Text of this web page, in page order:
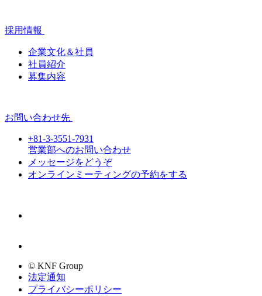
採用情報
企業文化＆社員
社員紹介
募集内容
お問い合わせ先
+81-3-3551-7931
営業部へのお問い合わせ
メッセージをどうぞ
オンラインミーティングの予約をする
© KNF Group
法定通知
プライバシーポリシー